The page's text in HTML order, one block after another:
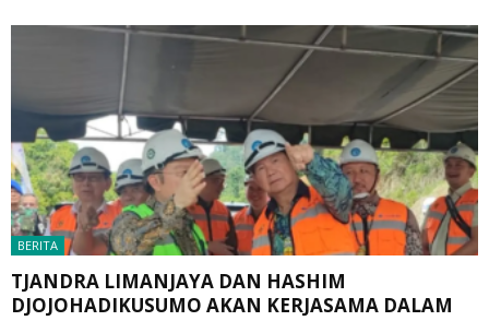
BERITA
TJANDRA LIMANJAYA DAN HASHIM
DJOJOHADIKUSUMO AKAN KERJASAMA DALAM